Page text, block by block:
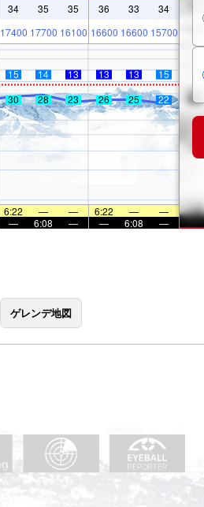
34 35 35 36 33 34
17400 17700 16100 16600 16600 15700
15 14 13 13 13
15
30 28 23 26 25 22
6:22 — — 6:22 —
—
— 6:08 — — 6:08 —
ゲレンデ地図